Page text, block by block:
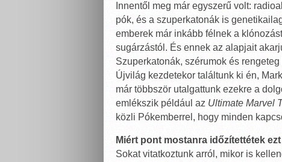
Innentől meg már egyszerű volt:
pók, és a szuperkatonák is
emberek már inkább félnek a
sugárzástól. És ennek az alapjait
Szuperkatonák, szérumok és
Újvilág kezdetekor találtunk ki én,
már többször utalgattunk ezekre a
emlékszik például az Ultimate Marvel
közli Pókemberrel, hogy minden
Miért pont mostanra időzítettétek
Sokat vitatkoztunk arról, mikor is